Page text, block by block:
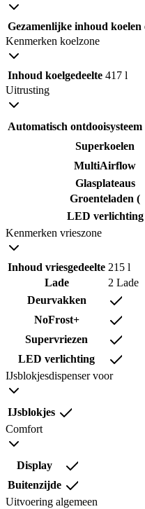
Gezamenlijke inhoud koelen
Kenmerken koelzone
Inhoud koelgedeelte 417 l
Uitrusting
Automatisch ontdooisysteem
Superkoelen
MultiAirflow
Glasplateaus
Groenteladen (
LED verlichting
Kenmerken vrieszone
Inhoud vriesgedeelte 215 l
Lade
2 Lade
Deurvakken
NoFrost+
Supervriezen
LED verlichting
IJsblokjesdispenser voor
IJsblokjes
Comfort
Display
Buitenzijde
Uitvoering algemeen